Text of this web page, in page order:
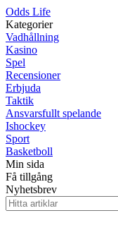
Odds Life
Kategorier
Vadhållning
Kasino
Spel
Recensioner
Erbjuda
Taktik
Ansvarsfullt spelande
Ishockey
Sport
Basketboll
Min sida
Få tillgång
Nyhetsbrev